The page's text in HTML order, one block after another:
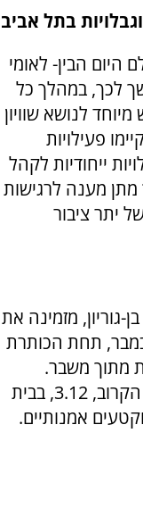
בתל אביב
היום הבין- לאומי
לכך, במהלך כל
לנושא שוויון
פעילויות
ייחודיות לקהל
מתן מענה לרגישות
יתר ציבור
גוריון, מזמינה את
תחת הכותרת
מתוך משבר.
האירוע יתקיים בתל אביב ביום שלישי הקרוב, 3.12, בבית
אמנותיים.